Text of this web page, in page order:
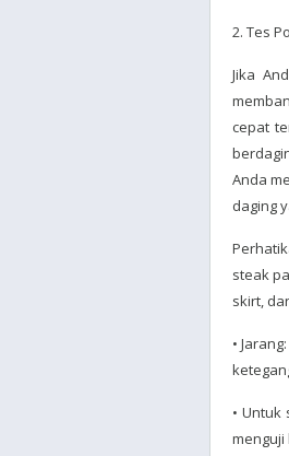
2. Tes
Jika
cepat
Anda
daging
steak
skirt,
•
•
menguji